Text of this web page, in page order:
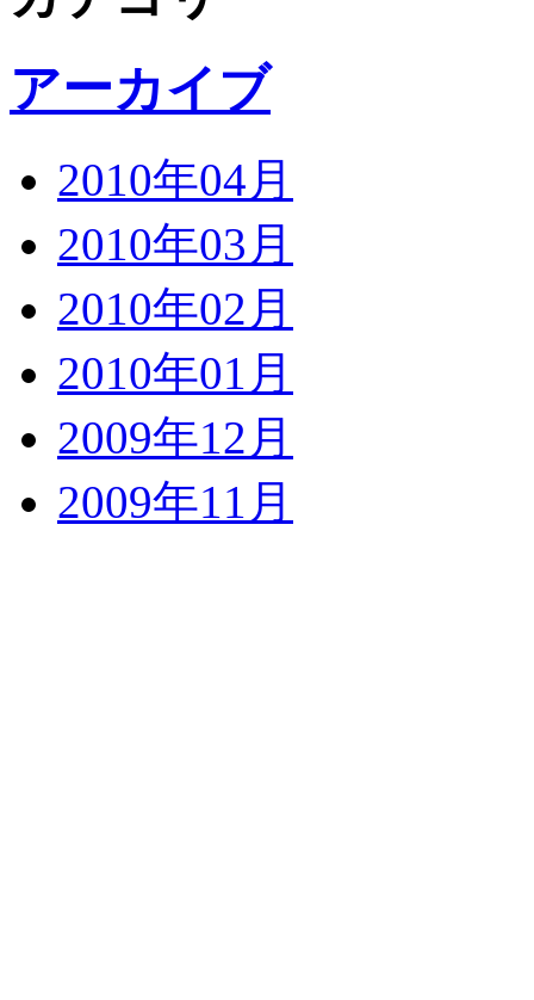
アーカイブ
2010年04月
2010年03月
2010年02月
2010年01月
2009年12月
2009年11月